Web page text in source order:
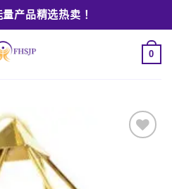
产品精选热卖！
0